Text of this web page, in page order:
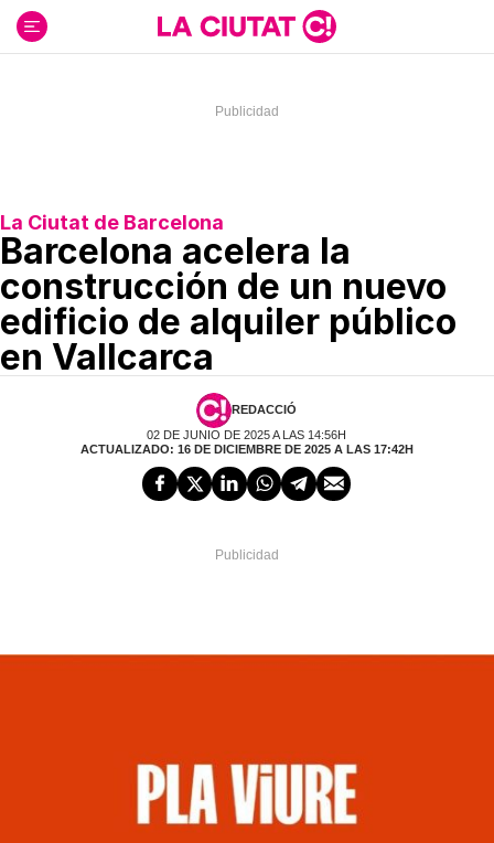
contenido
La Ciutat de Barcelona
Barcelona acelera la
construcción de un nuevo
edificio de alquiler público
en Vallcarca
REDACCIÓ
02 DE JUNIO DE 2025 A LAS 14:56H
ACTUALIZADO: 16 DE DICIEMBRE DE 2025 A LAS 17:42H